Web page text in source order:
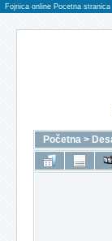
Fojnica online Pocetna stranica
Početna >